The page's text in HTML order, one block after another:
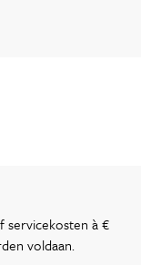
servicekosten à €
voldaan.